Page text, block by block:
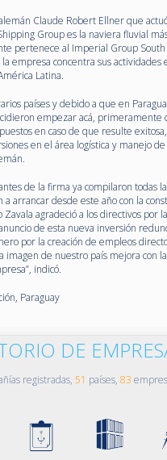
Claude Robert Ellner que
Group es la naviera fluvial
pertenece al Imperial Group South
empresa concentra sus actividades
Latina.
países y debido a que en
empezar acá, primeramente
en caso de que resulte
en el área logística y manejo
de la firma ya compilaron todas
a arrancar desde este año con la
agradeció a los directivos por
de esta nueva inversión
por la creación de empleos
imagen de nuestro país mejora con
indicó.
Paraguay
DE
registradas, 51 países, 83